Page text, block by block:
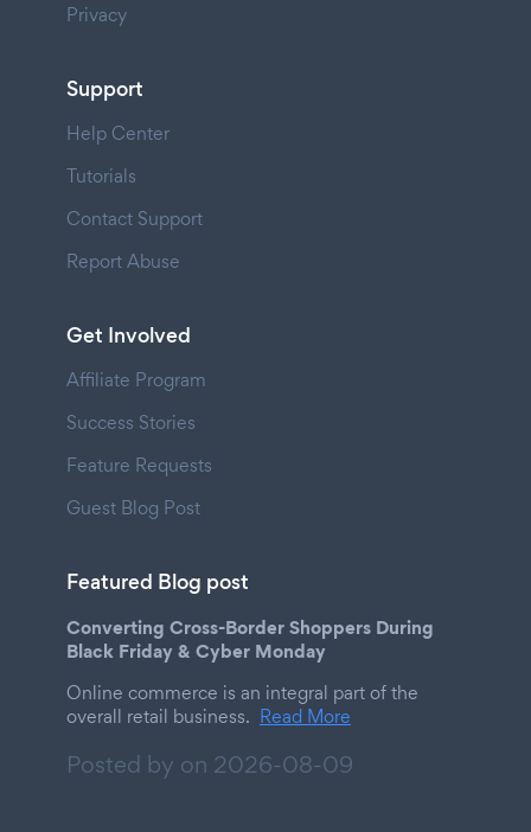
Privacy
Support
Help Center
Tutorials
Contact Support
Report Abuse
Get Involved
Affiliate Program
Success Stories
Feature Requests
Guest Blog Post
Featured Blog post
Converting Cross-Border Shoppers During
Black Friday & Cyber Monday
Online commerce is an integral part of the
overall retail business. Read More
Posted by on 2026-08-09